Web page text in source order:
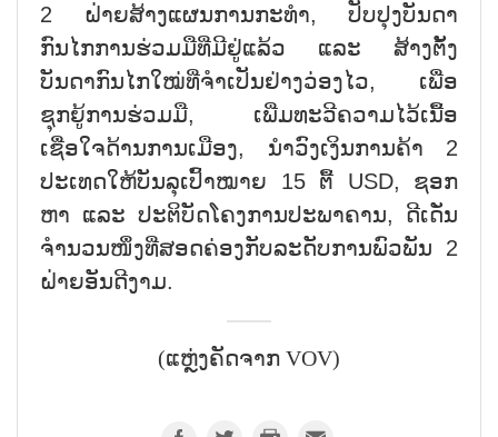
2 ຝ່າຍສ້າງແຜນການກະທຳ, ປັບປຸງບັນດາ
ກົນໄກການຮ່ວມມືທີ່ມີຢູ່ແລ້ວ ແລະ ສ້າງຕັ້ງ
ບັນດາກົນໄກໃໝ່ທີ່ຈຳເປັນຢ່າງວ່ອງໄວ, ເພື່ອ
ຊຸກຍູ້ການຮ່ວມມື, ເພີ່ມທະວີຄວາມໄວ້ເນື້ອ
ເຊື່ອໃຈດ້ານການເມືອງ, ນຳວົງເງິນການຄ້າ 2
ປະເທດໃຫ້ບັນລຸເປົ້າໝາຍ 15 ຕື້ USD, ຊອກ
ຫາ ແລະ ປະຕິບັດໂຄງການປະພາຄານ, ດີເດັ່ນ
ຈຳນວນໜຶ່ງທີ່ສອດຄ່ອງກັບລະດັບການພົວພັນ 2
ຝ່າຍອັນດີງາມ.
(ແຫຼ່ງຄັດຈາກ VOV)